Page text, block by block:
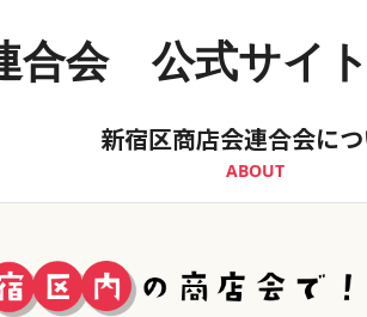
合会 公式サイト
新宿区商店会連合会につ
ABOUT